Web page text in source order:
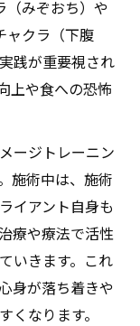
（みぞおち）や
ャクラ（下腹
践が重要視され
上や食への恐怖
ージトレーニン
施術中は、施術
イアント自身も
療や療法で活性
いきます。これ
身が落ち着きや
くなります。